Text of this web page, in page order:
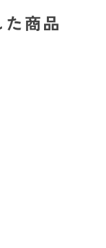
商品